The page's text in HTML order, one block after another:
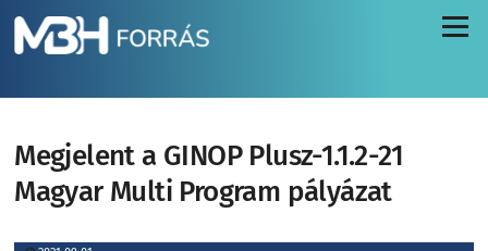
Menü
Megjelent a GINOP Plusz-1.1.2-21
Magyar Multi Program pályázat